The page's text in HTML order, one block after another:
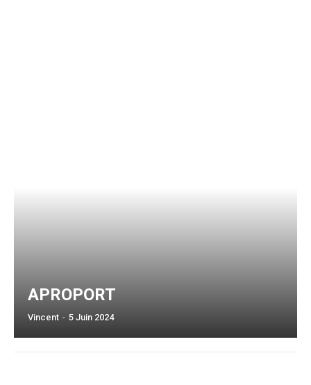
APROPORT
Vincent - 5 Juin 2024